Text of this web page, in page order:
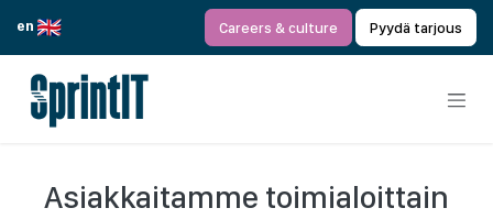
en
Careers & culture Pyydä tarjous
Asiakkaitamme toimialoittain